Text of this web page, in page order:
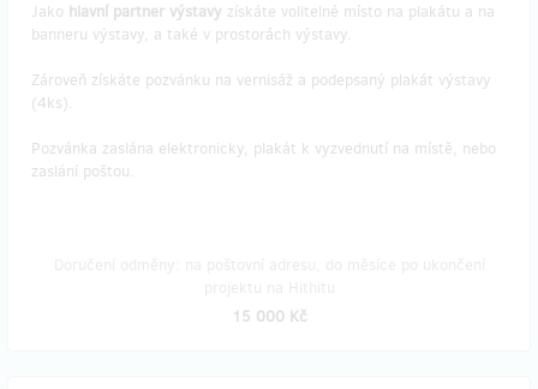
Jako hlavní partner výstavy získáte volitelné místo na plakátu a na
banneru výstavy, a také v prostorách výstavy.
Zároveň získáte pozvánku na vernisáž a podepsaný plakát výstavy
(4ks).
Pozvánka zaslána elektronicky, plakát k vyzvednutí na místě, nebo
zaslání poštou.
15 000 Kč